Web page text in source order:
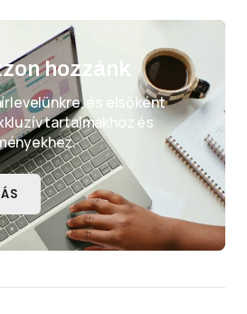
hozzánk
és elsőként
tartalmakhoz és